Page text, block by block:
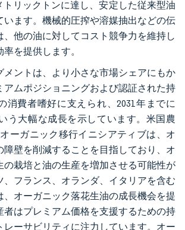
トリックトンに達し、安定した従来型油
います。機械的圧搾や溶媒抽出などの伝
、他の油に対してコスト競争力を維持し
を提供します。
メントは、より小さな市場シェアにもか
アムポジショニングおよび認証された持
消費者嗜好に支えられ、2031年までに
う大幅な成長を示しています。米国農
ーガニック移行イニシアティブは、オ
障壁を削減することを目指しており、オ
の栽培と油の生産を増加させる可能性が
、フランス、オランダ、イタリアを含む
、オーガニック落花生油の成長機会を提
者はプレミアム価格を支援するための持
レーサビリティに注力しています。オー